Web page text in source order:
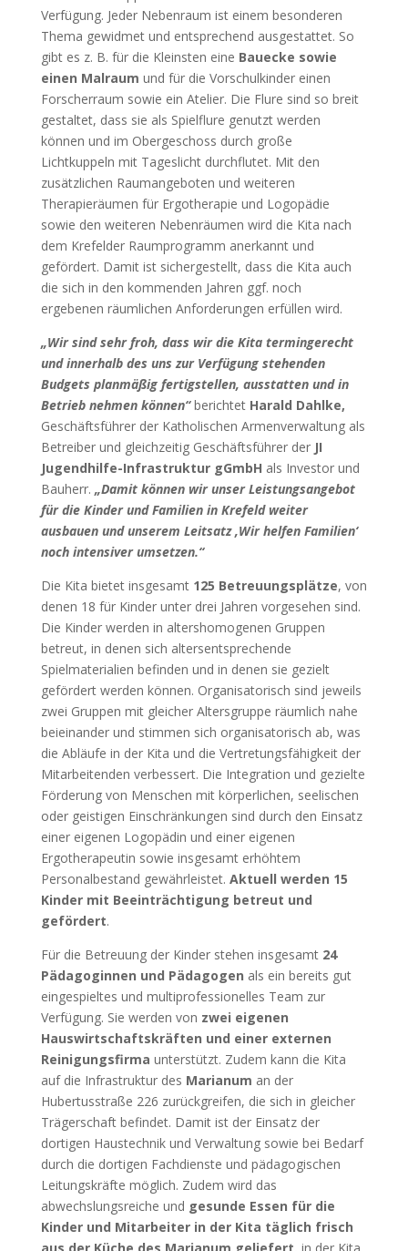
Verfügung. Jeder Nebenraum ist einem besonderen
Thema gewidmet und entsprechend ausgestattet. So
gibt es z. B. für die Kleinsten eine Bauecke sowie
einen Malraum und für die Vorschulkinder einen
Forscherraum sowie ein Atelier. Die Flure sind so breit
gestaltet, dass sie als Spielflure genutzt werden
können und im Obergeschoss durch große
Lichtkuppeln mit Tageslicht durchflutet. Mit den
zusätzlichen Raumangeboten und weiteren
Therapieräumen für Ergotherapie und Logopädie
sowie den weiteren Nebenräumen wird die Kita nach
dem Krefelder Raumprogramm anerkannt und
gefördert. Damit ist sichergestellt, dass die Kita auch
die sich in den kommenden Jahren ggf. noch
ergebenen räumlichen Anforderungen erfüllen wird.
„Wir sind sehr froh, dass wir die Kita termingerecht
und innerhalb des uns zur Verfügung stehenden
Budgets planmäßig fertigstellen, ausstatten und in
Betrieb nehmen können“berichtet Harald Dahlke,
Geschäftsführer der Katholischen Armenverwaltung als
Betreiber und gleichzeitig Geschäftsführer derJI
Jugendhilfe-Infrastruktur gGmbH als Investor und
Bauherr. „Damit können wir unser Leistungsangebot
für die Kinder und Familien in Krefeld weiter
ausbauen und unserem Leitsatz ‚Wir helfen Familien‘
noch intensiver umsetzen.“
Die Kita bietet insgesamt 125 Betreuungsplätze, von
denen 18 für Kinder unter drei Jahren vorgesehen sind.
Die Kinder werden in altershomogenen Gruppen
betreut, in denen sich altersentsprechende
Spielmaterialien befinden und in denen sie gezielt
gefördert werden können. Organisatorisch sind jeweils
zwei Gruppen mit gleicher Altersgruppe räumlich nahe
beieinander und stimmen sich organisatorisch ab, was
die Abläufe in der Kita und die Vertretungsfähigkeit der
Mitarbeitenden verbessert. Die Integration und gezielte
Förderung von Menschen mit körperlichen, seelischen
oder geistigen Einschränkungen sind durch den Einsatz
einer eigenen Logopädin und einer eigenen
Ergotherapeutin sowie insgesamt erhöhtem
Personalbestand gewährleistet. Aktuell werden 15
Kinder mit Beeinträchtigung betreut und
gefördert.
Für die Betreuung der Kinder stehen insgesamt 24
Pädagoginnen und Pädagogen als ein bereits gut
eingespieltes und multiprofessionelles Team zur
Verfügung. Sie werden von zwei eigenen
Hauswirtschaftskräften und einer externen
Reinigungsfirma unterstützt. Zudem kann die Kita
auf die Infrastruktur des Marianum an der
Hubertusstraße 226 zurückgreifen, die sich in gleicher
Trägerschaft befindet. Damit ist der Einsatz der
dortigen Haustechnik und Verwaltung sowie bei Bedarf
durch die dortigen Fachdienste und pädagogischen
Leitungskräfte möglich. Zudem wird das
abwechslungsreiche und gesunde Essen für die
Kinder und Mitarbeiter in der Kita täglich frisch
aus der Küche des Marianum geliefert, in der Kita